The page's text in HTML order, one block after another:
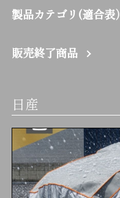
製品カテゴリ(適合表）
販売終了商品
日産